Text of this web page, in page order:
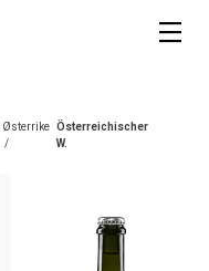
Østerrike
/
Österreichischer
W.